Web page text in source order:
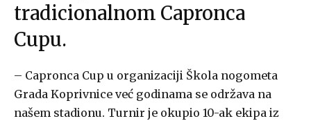
tradicionalnom Capronca
Cupu.
– Capronca Cup u organizaciji Škola nogometa
Grada Koprivnice već godinama se održava na
našem stadionu. Turnir je okupio 10-ak ekipa iz